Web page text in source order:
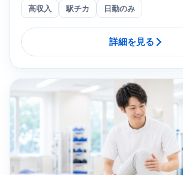
高収入 駅チカ 日勤のみ
詳細を見る